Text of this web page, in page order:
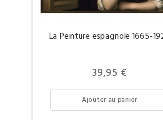
La Peinture espagnole 1665-
Prix
39,95 €
Ajouter au panier